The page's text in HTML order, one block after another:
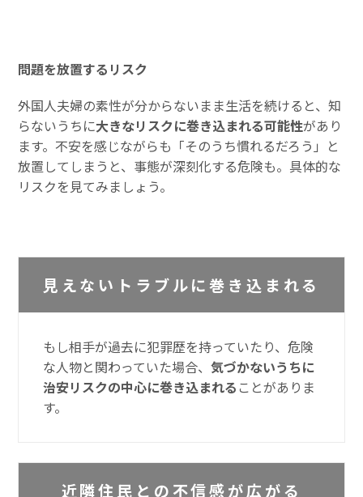
問題を放置するリスク
外国人夫婦の素性が分からないまま生活を続けると、知
らないうちに大きなリスクに巻き込まれる可能性があり
ます。不安を感じながらも「そのうち慣れるだろう」と
放置してしまうと、事態が深刻化する危険も。具体的な
リスクを見てみましょう。
見えないトラブルに巻き込まれる
もし相手が過去に犯罪歴を持っていたり、危険
な人物と関わっていた場合、気づかないうちに
治安リスクの中心に巻き込まれる ことがありま
す。
近隣住民との不信感が広がる